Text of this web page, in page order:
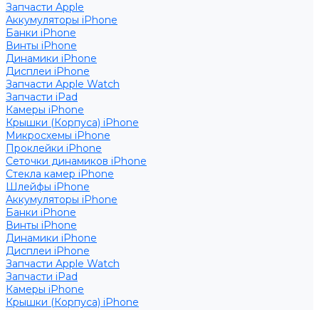
Запчасти Apple
Аккумуляторы iPhone
Банки iPhone
Винты iPhone
Динамики iPhone
Дисплеи iPhone
Запчасти Apple Watch
Запчасти iPad
Камеры iPhone
Крышки (Корпуса) iPhone
Микросхемы iPhone
Проклейки iPhone
Сеточки динамиков iPhone
Стекла камер iPhone
Шлейфы iPhone
Аккумуляторы iPhone
Банки iPhone
Винты iPhone
Динамики iPhone
Дисплеи iPhone
Запчасти Apple Watch
Запчасти iPad
Камеры iPhone
Крышки (Корпуса) iPhone